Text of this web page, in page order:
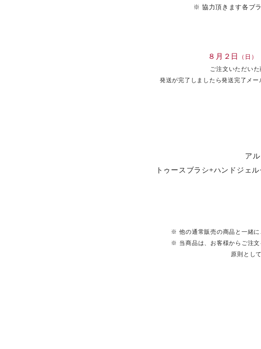
※ 協力頂きます各ブ
８月２日 （日）
ご注文いただい
発送が完了しましたら発送完了メ
ア
トゥースブラシ+ハンドジェル
※ 他の通常販売の商品と一緒に
※ 当商品は、お客様からご注
原則とし